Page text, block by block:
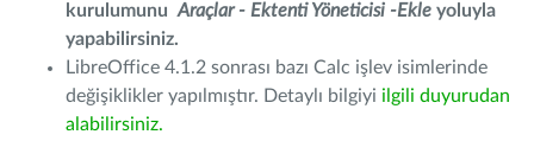
kurulumunu Araçlar - Ektenti Yöneticisi -Ekle yoluyla
yapabilirsiniz.
LibreOffice 4.1.2 sonrası bazı Calc işlev isimlerinde
değişiklikler yapılmıştır. Detaylı bilgiyi ilgili duyurudan
alabilirsiniz.